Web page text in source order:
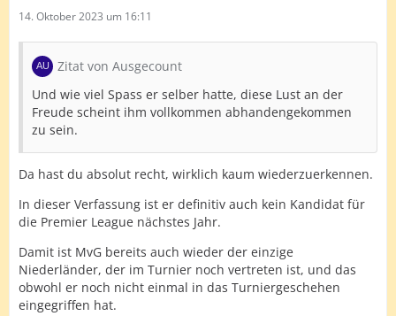
14. Oktober 2023 um 16:11
Zitat von Ausgecount
Und wie viel Spass er selber hatte, diese Lust an der
Freude scheint ihm vollkommen abhandengekommen
zu sein.
Da hast du absolut recht, wirklich kaum wiederzuerkennen.
In dieser Verfassung ist er definitiv auch kein Kandidat für
die Premier League nächstes Jahr.
Damit ist MvG bereits auch wieder der einzige
Niederländer, der im Turnier noch vertreten ist, und das
obwohl er noch nicht einmal in das Turniergeschehen
eingegriffen hat.